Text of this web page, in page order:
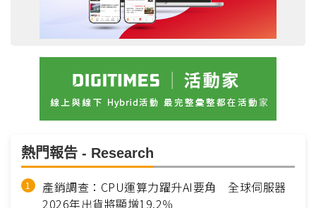
熱門報告 - Research
產銷調查：CPU運算力躍升AI要角 全球伺服器
2026年出貨將顯增19.2％